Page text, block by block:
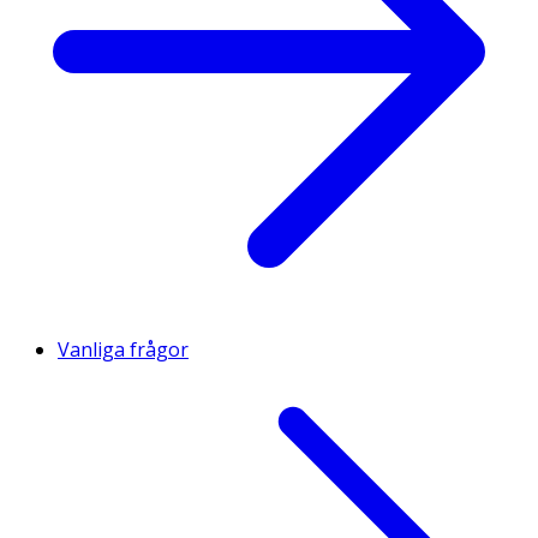
Overfladebehandlingsmiddel/Ytbehandlingsmedel
Vegetabilsk Olie (Kokos Og Raps), Niacin (Nikotinamid),
Vit. E (Dl-Alpha-Tocopherylacetat), Zink (Zinkglukonat),
Overfladebehandlingsmiddel/Ytbehandlingsmedel
(Carnauba Voks), Vit. A (Retinylacetat), Biotin (D-Biotin),
Jod (Kaliumjodid), Vit. D (Cholecalciferol), Vit. B12
Vanliga frågor